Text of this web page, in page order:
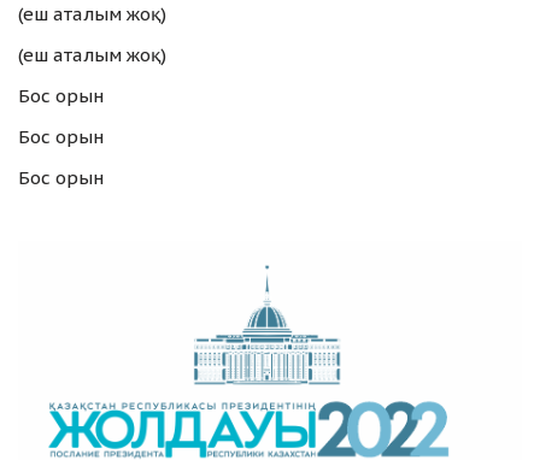
(еш аталым жоқ)
(еш аталым жоқ)
Бос орын
Бос орын
Бос орын